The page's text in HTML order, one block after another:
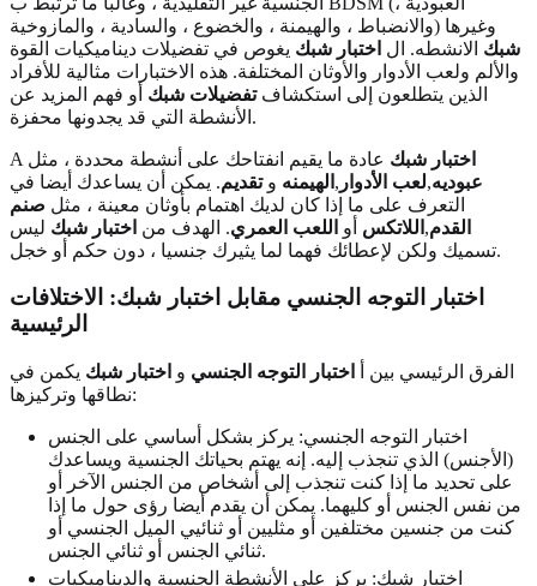
والانضباط ، والهيمنة ، والخضوع ، والسادية ، والمازوخية) وغيرها
شبك الانشطه. ال اختبار شبك يغوص في تفضيلات ديناميكيات القوة
والألم ولعب الأدوار والأوثان المختلفة. هذه الاختبارات مثالية للأفراد
الذين يتطلعون إلى استكشافتفضيلات شبك أو فهم المزيد عن
الأنشطة التي قد يجدونها محفزة.
A اختبار شبك عادة ما يقيم انفتاحك على أنشطة محددة ، مثل
عبوديه,لعب الأدوار , الهيمنه وتقديم. يمكن أن يساعدك أيضا في
التعرف على ما إذا كان لديك اهتمام بأوثان معينة ، مثل صنم
القدم, اللاتكس أو اللعب العمري. الهدف من اختبار شبك ليس
تسميك ولكن لإعطائك فهما لما يثيرك جنسيا ، دون حكم أو خجل.
اختبار التوجه الجنسي مقابل اختبار شبك: الاختلافات
الرئيسية
الفرق الرئيسي بين أ اختبار التوجه الجنسي و اختبار شبك يكمن في
نطاقها وتركيزها:
اختبار التوجه الجنسي: يركز بشكل أساسي على الجنس
(الأجنس) الذي تنجذب إليه. إنه يهتم بحياتك الجنسية ويساعدك
على تحديد ما إذا كنت تنجذب إلى أشخاص من الجنس الآخر أو
من نفس الجنس أو كليهما. يمكن أن يقدم أيضا رؤى حول ما إذا
كنت من جنسين مختلفين أو مثليين أو ثنائيي الميل الجنسي أو
ثنائي الجنس أو ثنائي الجنس.
اختبار شبك: يركز على الأنشطة الجنسية والديناميكيات